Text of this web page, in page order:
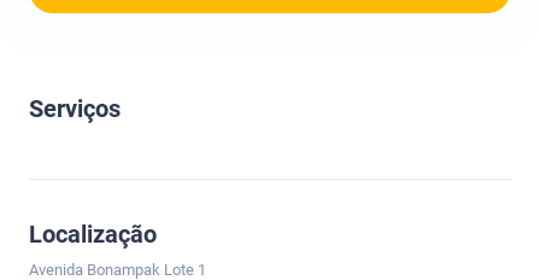
Serviços
Localização
Avenida Bonampak Lote 1